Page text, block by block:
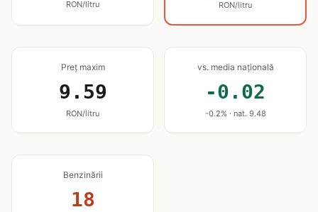
RON/litru RON/litru
Preț maxim
9.59
RON/litru
vs. media națională
-0.02
-0.2% · nat. 9.48
Benzinării
18